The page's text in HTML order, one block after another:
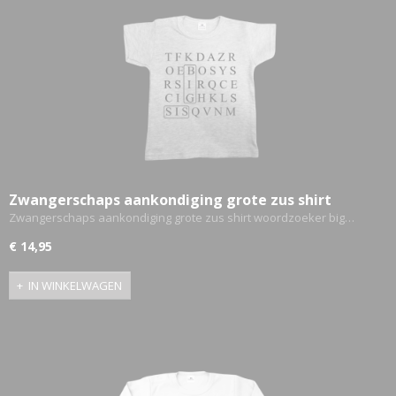
Zwangerschaps aankondiging grote zus shirt
woordzoeker big sis
Zwangerschaps aankondiging grote zus shirt woordzoeker big…
€ 14,95
IN WINKELWAGEN